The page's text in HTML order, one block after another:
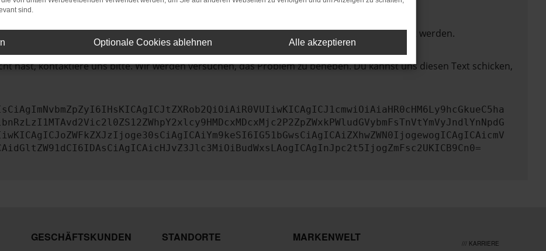
auf dem neuesten Stand sind.
sondern kann auch dazu führen, dass bestimmte Funktionen nicht mehr unterstützt werden.
hast, kontaktiere uns bitte. Wir werden versuchen, das Problem zu beheben. Du kannst uns diesen Text schicken,
GESCHÄFTSKUNDEN
STANDORTE
MARKENWELT
/// KARRIERE
sind.
Optionale Cookies ablehnen Alle akzeptieren